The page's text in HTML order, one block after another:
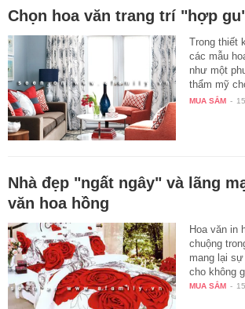
Chọn hoa văn trang trí "hợp
Trong thiết
các mẫu
như một
thẩm mỹ
quả…
MUA SẮM -
Nhà đẹp "ngất ngây" và lãng
văn hoa hồng
Hoa văn in
chuộng
mang lại
cho không
MUA SẮM -